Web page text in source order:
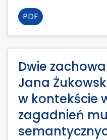
PDF
Dwie
Jana
w kontekście
zagadnień